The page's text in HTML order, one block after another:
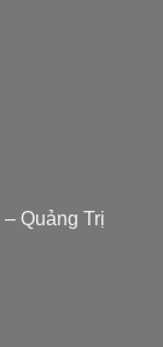
Quảng Trị